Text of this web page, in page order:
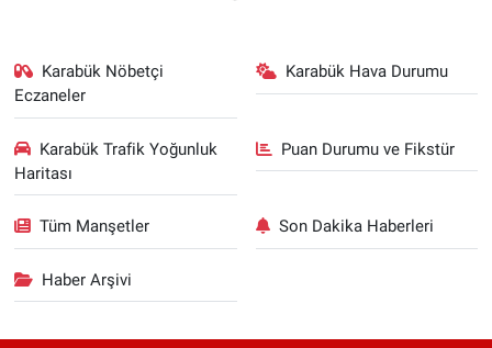
Karabük Nöbetçi
Eczaneler
Karabük Hava Durumu
Karabük Trafik Yoğunluk
Haritası
Puan Durumu ve Fikstür
Tüm Manşetler Son Dakika Haberleri
Haber Arşivi